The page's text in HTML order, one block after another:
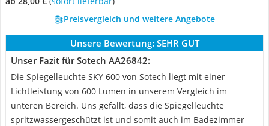
Preisvergleich und weitere Angebote
Unsere Bewertung: SEHR GUT
Unser Fazit für Sotech AA26842:
Die Spiegelleuchte SKY 600 von Sotech liegt mit einer
Lichtleistung von 600 Lumen in unserem Vergleich im
unteren Bereich. Uns gefällt, dass die Spiegelleuchte
spritzwassergeschützt ist und somit auch im Badezimmer